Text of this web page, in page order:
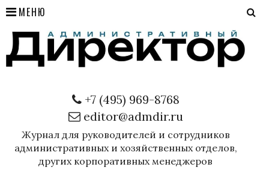
МЕНЮ
+7 (495) 969-8768
editor@admdir.ru
Журнал для руководителей и сотрудников
административных и хозяйственных отделов,
других корпоративных менеджеров